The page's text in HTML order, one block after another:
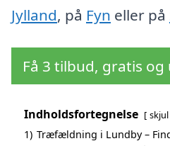
Jylland, på Fyn eller på
Få 3 tilbud, gratis
Indholdsfortegnelse skjul
1) Træfældning i Lundby –